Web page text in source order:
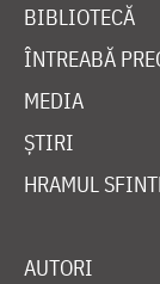
BIBLIOTECĂ
ÎNTREABĂ
MEDIA
ȘTIRI
HRAMUL
AUTORI